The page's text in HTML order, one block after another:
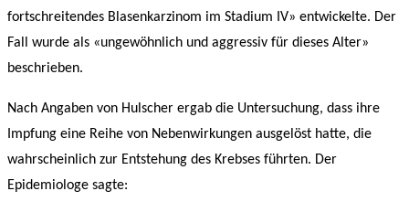
fortschreitendes Blasenkarzinom im Stadium IV» entwickelte. Der
Fall wurde als «ungewöhnlich und aggressiv für dieses Alter»
beschrieben.
Nach Angaben von Hulscher ergab die Untersuchung, dass ihre
Impfung eine Reihe von Nebenwirkungen ausgelöst hatte, die
wahrscheinlich zur Entstehung des Krebses führten. Der
Epidemiologe sagte: